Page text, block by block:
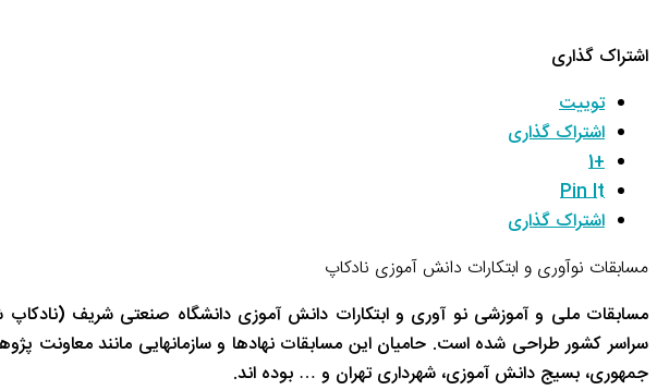
اشتراک گذاری
توییت
اشتراک گذاری
+1
Pin It
اشتراک گذاری
مسابقات نوآوری و ابتکارات دانش آموزی نادکاپ
مسابقات ملی و آموزشی نو آوری و ابتکارات دانش آموزی دانشگاه صنعتی شریف
سراسر کشور طراحی شده است. حامیان این مسابقات نهادها و سازمانهایی مانند
جمهوری، بسیج دانش آموزی، شهرداری تهران و … بوده اند.